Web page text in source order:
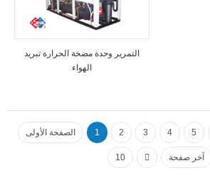
التمرير وحدة مضخة الحرارة تبريد
الهواء
الصفحة الأولى 1 2 3 4 5
10 آخر صفحة